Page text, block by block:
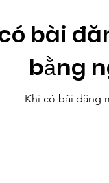
bài
bằng
Khi có bài đăng